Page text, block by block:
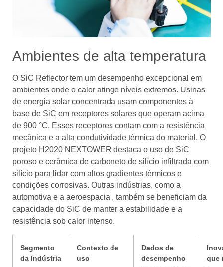
Ambientes de alta temperatura
O SiC Reflector tem um desempenho excepcional em
ambientes onde o calor atinge níveis extremos. Usinas
de energia solar concentrada usam componentes à
base de SiC em receptores solares que operam acima
de 900 °C. Esses receptores contam com a resistência
mecânica e a alta condutividade térmica do material. O
projeto H2020 NEXTOWER destaca o uso de SiC
poroso e cerâmica de carboneto de silício infiltrada com
silício para lidar com altos gradientes térmicos e
condições corrosivas. Outras indústrias, como a
automotiva e a aeroespacial, também se beneficiam da
capacidade do SiC de manter a estabilidade e a
resistência sob calor intenso.
Segmento
da Indústria
Contexto de
uso
Dados de
desempenho
que